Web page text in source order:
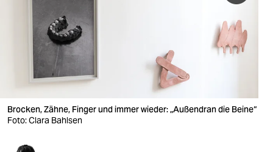
wahrheit
verlag
verlag
veranstaltungen
Brocken, Zähne, Finger und immer wieder: „Außendran die Beine“
Foto: Clara Bahlsen